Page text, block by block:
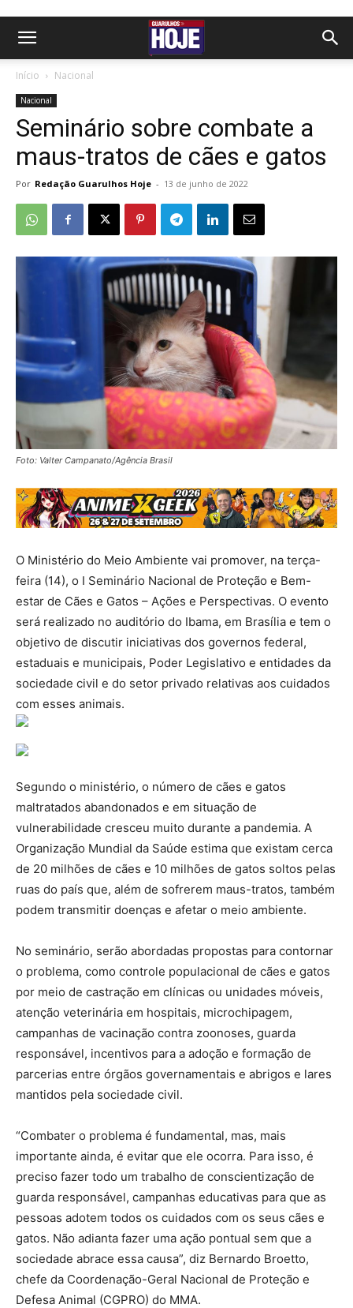
Início Nacional
Nacional
Seminário sobre combate a
maus-tratos de cães e gatos
Por Redação Guarulhos Hoje - 13 de junho de 2022
Foto: Valter Campanato/Agência Brasil
O Ministério do Meio Ambiente vai promover, na terça-
feira (14), o I Seminário Nacional de Proteção e Bem-
estar de Cães e Gatos – Ações e Perspectivas. O evento
será realizado no auditório do Ibama, em Brasília e tem o
objetivo de discutir iniciativas dos governos federal,
estaduais e municipais, Poder Legislativo e entidades da
sociedade civil e do setor privado relativas aos cuidados
com esses animais.
Segundo o ministério, o número de cães e gatos
maltratados abandonados e em situação de
vulnerabilidade cresceu muito durante a pandemia. A
Organização Mundial da Saúde estima que existam cerca
de 20 milhões de cães e 10 milhões de gatos soltos pelas
ruas do país que, além de sofrerem maus-tratos, também
podem transmitir doenças e afetar o meio ambiente.
No seminário, serão abordadas propostas para contornar
o problema, como controle populacional de cães e gatos
por meio de castração em clínicas ou unidades móveis,
atenção veterinária em hospitais, microchipagem,
campanhas de vacinação contra zoonoses, guarda
responsável, incentivos para a adoção e formação de
parcerias entre órgãos governamentais e abrigos e lares
mantidos pela sociedade civil.
“Combater o problema é fundamental, mas, mais
importante ainda, é evitar que ele ocorra. Para isso, é
preciso fazer todo um trabalho de conscientização de
guarda responsável, campanhas educativas para que as
pessoas adotem todos os cuidados com os seus cães e
gatos. Não adianta fazer uma ação pontual sem que a
sociedade abrace essa causa”, diz Bernardo Broetto,
chefe da Coordenação-Geral Nacional de Proteção e
Defesa Animal (CGPRO) do MMA.